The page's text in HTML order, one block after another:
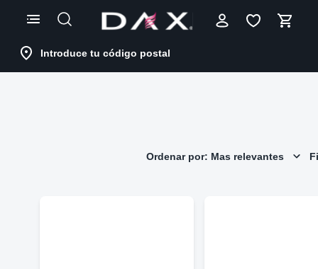
Introduce tu código postal
Ordenar por: Mas relevantes